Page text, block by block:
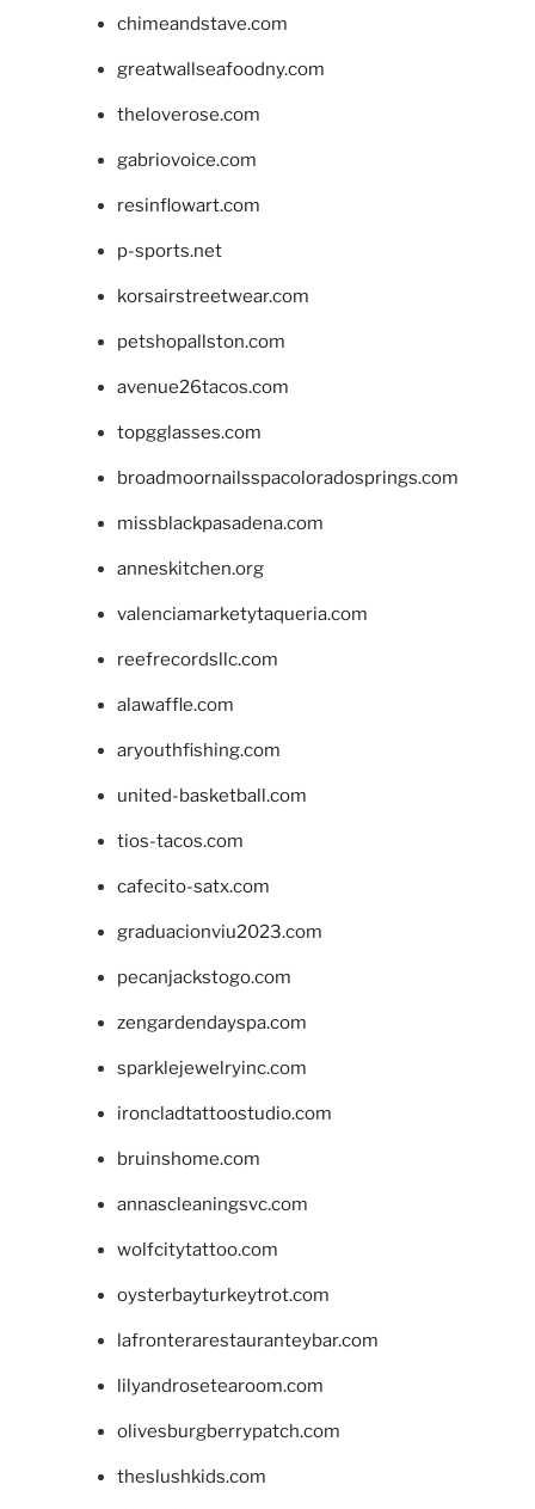
chimeandstave.com
greatwallseafoodny.com
theloverose.com
gabriovoice.com
resinflowart.com
p-sports.net
korsairstreetwear.com
petshopallston.com
avenue26tacos.com
topgglasses.com
broadmoornailsspacoloradosprings.com
missblackpasadena.com
anneskitchen.org
valenciamarketytaqueria.com
reefrecordsllc.com
alawaffle.com
aryouthfishing.com
united-basketball.com
tios-tacos.com
cafecito-satx.com
graduacionviu2023.com
pecanjackstogo.com
zengardendayspa.com
sparklejewelryinc.com
ironcladtattoostudio.com
bruinshome.com
annascleaningsvc.com
wolfcitytattoo.com
oysterbayturkeytrot.com
lafronterarestauranteybar.com
lilyandrosetearoom.com
olivesburgberrypatch.com
theslushkids.com